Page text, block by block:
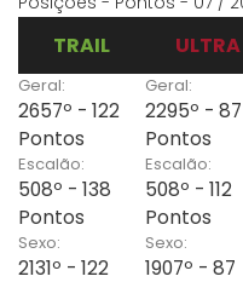
TRAIL
Geral:
2657º - 122
Pontos
Escalão:
508º - 138
Pontos
Sexo:
2131º - 122
ULTRA
Geral:
2295º - 87
Pontos
Escalão:
508º - 112
Pontos
Sexo:
1907º - 87